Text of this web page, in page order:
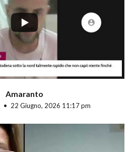
Amaranto
22 Giugno, 2026 11:17 pm